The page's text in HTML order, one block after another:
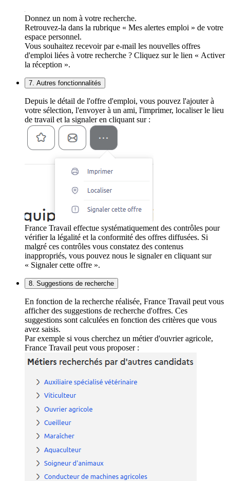
Donnez un nom à votre recherche.
Retrouvez-la dans la rubrique « Mes alertes emploi » de votre
espace personnel.
Vous souhaitez recevoir par e-mail les nouvelles offres
d'emploi liées à votre recherche ? Cliquez sur le lien « Activer
la réception ».
7. Autres fonctionnalités
Depuis le détail de l'offre d'emploi, vous pouvez l'ajouter à
votre sélection, l'envoyer à un ami, l'imprimer, localiser le lieu
de travail et la signaler en cliquant sur :
France Travail effectue systématiquement des contrôles pour
vérifier la légalité et la conformité des offres diffusées. Si
malgré ces contrôles vous constatez des contenus
inappropriés, vous pouvez nous le signaler en cliquant sur
« Signaler cette offre ».
8. Suggestions de recherche
En fonction de la recherche réalisée, France Travail peut vous
afficher des suggestions de recherche d'offres. Ces
suggestions sont calculées en fonction des critères que vous
avez saisis.
Par exemple si vous cherchez un métier d'ouvrier agricole,
France Travail peut vous proposer :